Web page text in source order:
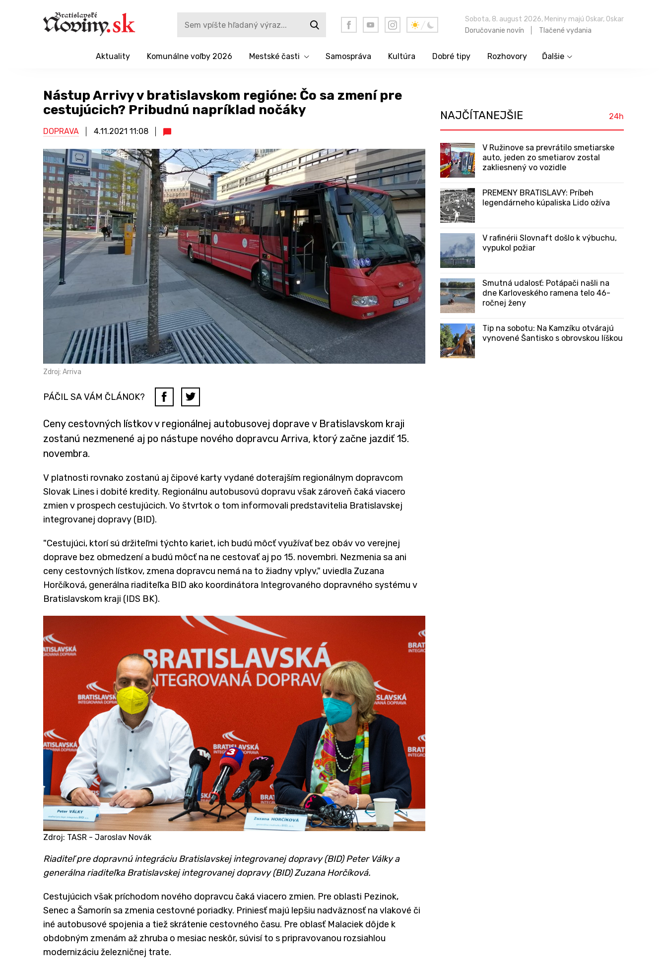
Sobota, 8. august 2026, Meniny majú Oskar, Oskar
Doručovanie novín
Tlačené vydania
Aktuality Komunálne voľby 2026 Mestské časti Samospráva Kultúra Dobré tipy Rozhovory Ďalšie
Nástup Arrivy v bratislavskom regióne: Čo sa zmení pre
cestujúcich? Pribudnú napríklad nočáky
DOPRAVA 4.11.2021 11:08
Zdroj: Arriva
PÁČIL SA VÁM ČLÁNOK?
Ceny cestovných lístkov v regionálnej autobusovej doprave v Bratislavskom kraji
zostanú nezmenené aj po nástupe nového dopravcu Arriva, ktorý začne jazdiť 15.
novembra.
V platnosti rovnako zostanú aj čipové karty vydané doterajším regionálnym dopravcom
Slovak Lines i dobité kredity. Regionálnu autobusovú dopravu však zároveň čaká viacero
zmien v prospech cestujúcich. Vo štvrtok o tom informovali predstavitelia Bratislavskej
integrovanej dopravy (BID).
"Cestujúci, ktorí sú držiteľmi týchto kariet, ich budú môcť využívať bez obáv vo verejnej
doprave bez obmedzení a budú môcť na ne cestovať aj po 15. novembri. Nezmenia sa ani
ceny cestovných lístkov, zmena dopravcu nemá na to žiadny vplyv," uviedla Zuzana
Horčíková, generálna riaditeľka BID ako koordinátora Integrovaného dopravného systému v
Bratislavskom kraji (IDS BK).
Zdroj: TASR - Jaroslav Novák
Riaditeľ pre dopravnú integráciu Bratislavskej integrovanej dopravy (BID) Peter Války a
generálna riaditeľka Bratislavskej integrovanej dopravy (BID) Zuzana Horčíková.
Cestujúcich však príchodom nového dopravcu čaká viacero zmien. Pre oblasti Pezinok,
Senec a Šamorín sa zmenia cestovné poriadky. Priniesť majú lepšiu nadväznosť na vlakové či
iné autobusové spojenia a tiež skrátenie cestovného času. Pre oblasť Malaciek dôjde k
obdobným zmenám až zhruba o mesiac neskôr, súvisí to s pripravovanou rozsiahlou
modernizáciu železničnej trate.
NAJČÍTANEJŠIE 24h
V Ružinove sa prevrátilo smetiarske
auto, jeden zo smetiarov zostal
zakliesnený vo vozidle
PREMENY BRATISLAVY: Príbeh
legendárneho kúpaliska Lido ožíva
V rafinérii Slovnaft došlo k výbuchu,
vypukol požiar
Smutná udalosť: Potápači našli na
dne Karloveského ramena telo 46-
ročnej ženy
Tip na sobotu: Na Kamzíku otvárajú
vynovené Šantisko s obrovskou líškou